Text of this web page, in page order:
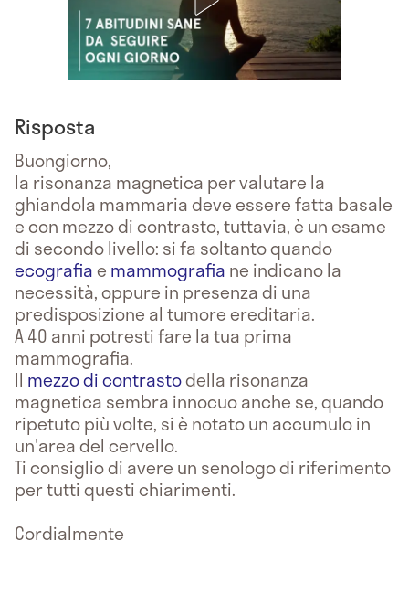
Risposta
Buongiorno,
la risonanza magnetica per valutare la
ghiandola mammaria deve essere fatta basale
e con mezzo di contrasto, tuttavia, è un esame
di secondo livello: si fa soltanto quando
ecografiae mammografia ne indicano la
necessità, oppure in presenza di una
predisposizione al tumore ereditaria.
A 40 anni potresti fare la tua prima
mammografia.
Il mezzo di contrastodella risonanza
magnetica sembra innocuo anche se, quando
ripetuto più volte, si è notato un accumulo in
un'area del cervello.
Ti consiglio di avere un senologo di riferimento
per tutti questi chiarimenti.
Cordialmente